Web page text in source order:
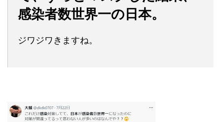
感染者数世界一の日本。
ジワジワきますね。